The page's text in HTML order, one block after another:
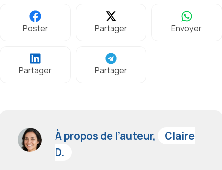
Poster Partager Envoyer
Partager Partager
À propos de l’auteur,
Claire
D.